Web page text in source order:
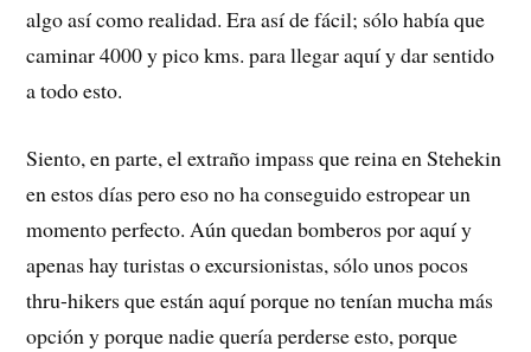
algo así como realidad. Era así de fácil; sólo había que
caminar 4000 y pico kms. para llegar aquí y dar sentido
a todo esto.
Siento, en parte, el extraño impass que reina en Stehekin
en estos días pero eso no ha conseguido estropear un
momento perfecto. Aún quedan bomberos por aquí y
apenas hay turistas o excursionistas, sólo unos pocos
thru-hikers que están aquí porque no tenían mucha más
opción y porque nadie quería perderse esto, porque